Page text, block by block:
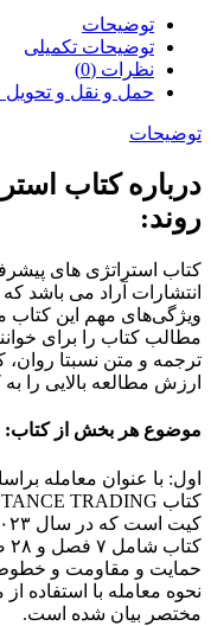
توضیحات
توضیحات تکمیلی
نظرات (0)
حمل و نقل و
توضیحات
درباره کتاب
روند:
کتاب استراتژی های
ویژگی‌های مهم این کتاب
مطالب کتاب را برای
ترجمه و متن نسبتا
ارزش مطالعه بالایی را
موضوع هر بخش از کتاب:
اول: با عنوان معامله
حمایت و مقاومت و
نحوه معامله با
مختصر بیان شده است.